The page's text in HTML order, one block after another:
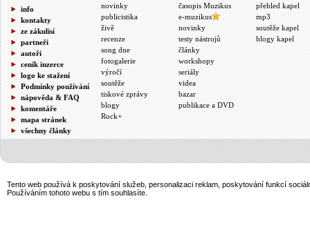
info
kontakty
ze zákulisí
partneři
autoři
ceník inzerce
logo ke stažení
Podmínky používání
nápověda & FAQ
komentáře
mapa stránek
všechny články
novinky
publicistika
živě
recenze
song dne
fotogalerie
výročí
soutěže
tiskové zprávy
blogy
Rock+
časopis Muzikus
e-muzikus
novinky
testy nástrojů
články
workshopy
seriály
videa
bazar
publikace a DVD
přehled kapel
mp3
soutěže kapel
blogy kapel
Tento web používá k poskytování služeb, personalizaci reklam, poskytování funkcí
Používáním tohoto webu s tím souhlasíte.